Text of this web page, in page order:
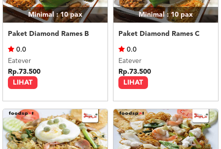
Minimal : 10pax
Paket Diamond Rames B
LIHAT
0.0
Eatever
Rp.73.500
Minimal : 10pax
Paket Diamond Rames C
LIHAT
0.0
Eatever
Rp.73.500